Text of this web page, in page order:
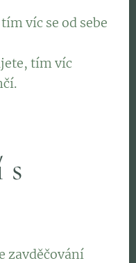
víc se od sebe
tím víc
s
zavděčování